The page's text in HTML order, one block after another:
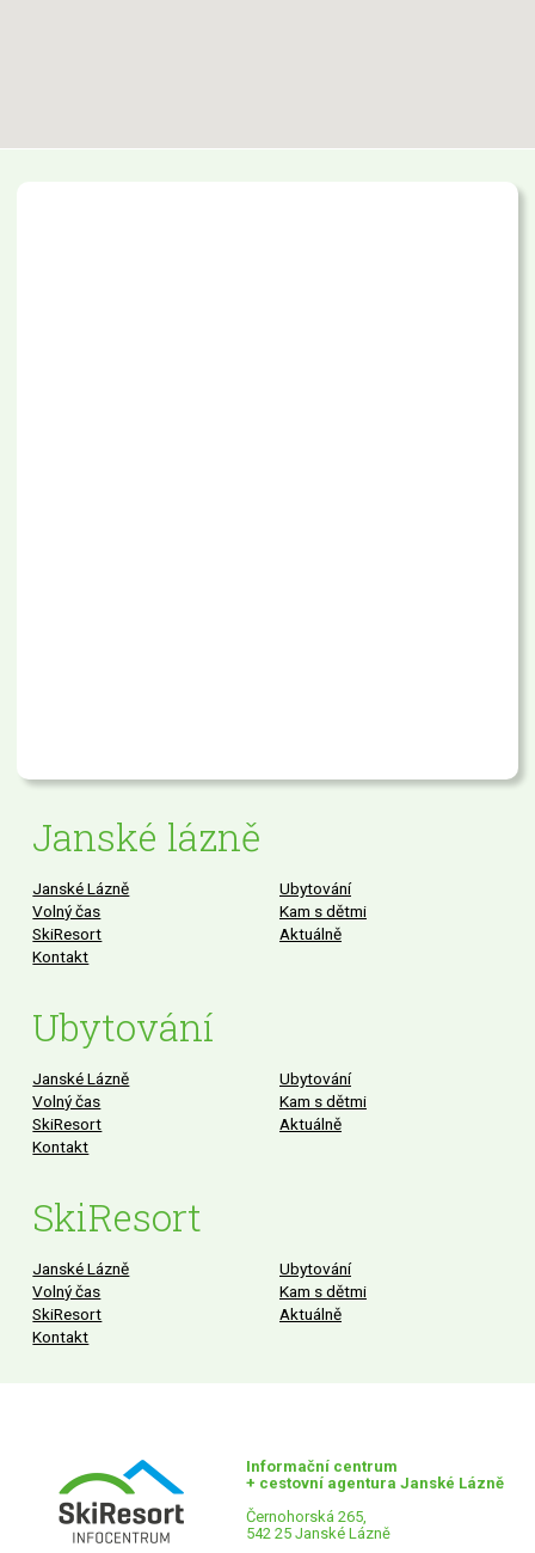
Janské lázně
Janské Lázně
Ubytování
Volný čas
Kam s dětmi
SkiResort
Aktuálně
Kontakt
Ubytování
Janské Lázně
Ubytování
Volný čas
Kam s dětmi
SkiResort
Aktuálně
Kontakt
SkiResort
Janské Lázně
Ubytování
Volný čas
Kam s dětmi
SkiResort
Aktuálně
Kontakt
Informační centrum
+ cestovní agentura Janské Lázně
Černohorská 265,
542 25 Janské Lázně